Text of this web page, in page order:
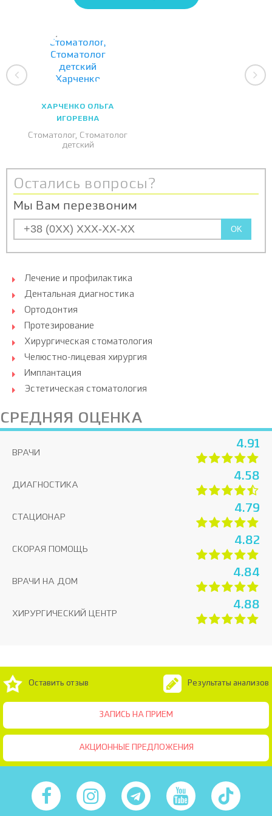
композитом - середній карієс
композитом - глибокий карієс
Ізоляційна прокладка при лікуванні
тимчасового зуба
Фіксація металевої коронки на
тимчасовий зуб
ХАРЧЕНКО ОЛЬГА
ИГОРЕВНА
Стоматолог, Стоматолог
детский
Остались вопросы?
Мы Вам перезвоним
OK
Лечение и профилактика
Дентальная диагностика
Ортодонтия
Протезирование
Хирургическая стоматология
Челюстно-лицевая хирургия
Имплантация
Эстетическая стоматология
СРЕДНЯЯ ОЦЕНКА
ВРАЧИ
4.91
ДИАГНОСТИКА
4.58
СТАЦИОНАР
4.79
СКОРАЯ ПОМОЩЬ
4.82
ВРАЧИ НА ДОМ
4.84
ХИРУРГИЧЕСКИЙ ЦЕНТР
4.88
ЗАПИСЬ НА ПРИЕМ
Оставить отзыв Результаты анализов
АКЦИОННЫЕ ПРЕДЛОЖЕНИЯ